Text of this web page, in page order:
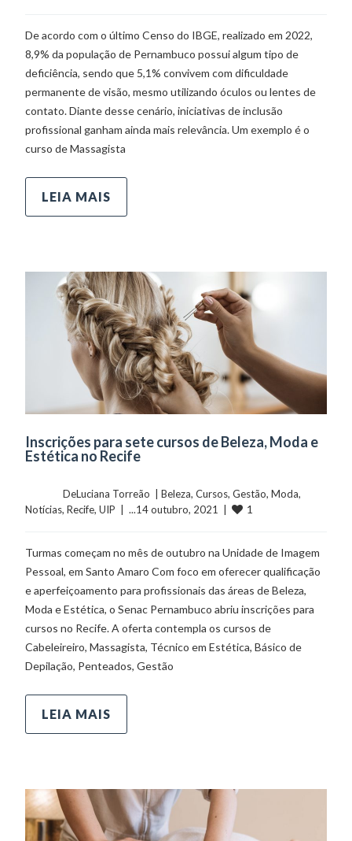
De acordo com o último Censo do IBGE, realizado em 2022,
8,9% da população de Pernambuco possui algum tipo de
deficiência, sendo que 5,1% convivem com dificuldade
permanente de visão, mesmo utilizando óculos ou lentes de
contato. Diante desse cenário, iniciativas de inclusão
profissional ganham ainda mais relevância. Um exemplo é o
curso de Massagista
LEIA MAIS
Inscrições para sete cursos de Beleza, Moda e
Estética no Recife
	    	DeLuciana Torreão  |
Beleza, Cursos, Gestão, Moda
Notícias, Recife, UIP
  |  ...14 outubro, 2021  |
1
Turmas começam no mês de outubro na Unidade de Imagem
Pessoal, em Santo Amaro Com foco em oferecer qualificação
e aperfeiçoamento para profissionais das áreas de Beleza,
Moda e Estética, o Senac Pernambuco abriu inscrições para
cursos no Recife. A oferta contempla os cursos de
Cabeleireiro, Massagista, Técnico em Estética, Básico de
Depilação, Penteados, Gestão
LEIA MAIS